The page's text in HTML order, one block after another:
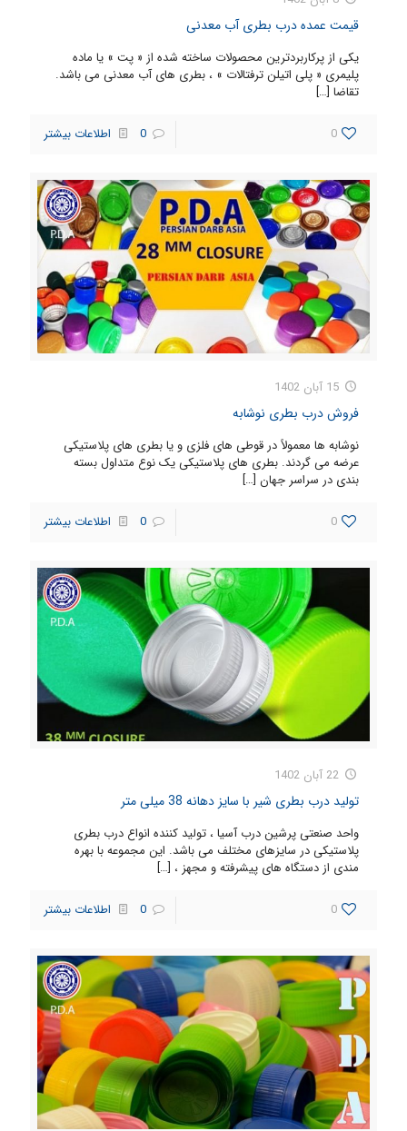
قیمت عمده درب بطری آب معدنی
یکی از پرکاربردترین محصولات ساخته شده از « پت » یا ماده
پلیمری « پلی اتیلن ترفتالات » ، بطری های آب معدنی می باشد.
تقاضا […]
0
0 اطلاعات بیشتر
15 آبان 1402
فروش درب بطری نوشابه
نوشابه ها معمولاً در قوطی های فلزی و یا بطری های پلاستیکی
عرضه می گردند. بطری های پلاستیکی یک نوع متداول بسته
بندی در سراسر جهان […]
0
0 اطلاعات بیشتر
22 آبان 1402
تولید درب بطری شیر با سایز دهانه 38 میلی متر
واحد صنعتی پرشین درب آسیا ، تولید کننده انواع درب بطری
پلاستیکی در سایزهای مختلف می باشد. این مجموعه با بهره
مندی از دستگاه های پیشرفته و مجهز ، […]
0
0 اطلاعات بیشتر